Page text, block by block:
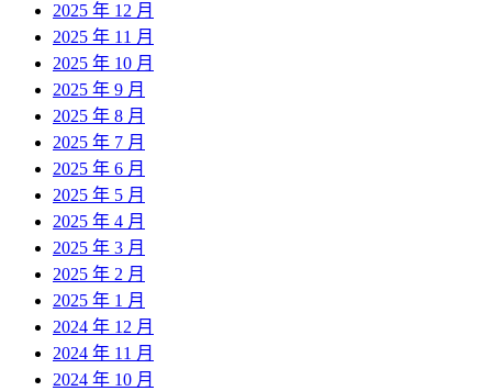
2025 年 12 月
2025 年 11 月
2025 年 10 月
2025 年 9 月
2025 年 8 月
2025 年 7 月
2025 年 6 月
2025 年 5 月
2025 年 4 月
2025 年 3 月
2025 年 2 月
2025 年 1 月
2024 年 12 月
2024 年 11 月
2024 年 10 月